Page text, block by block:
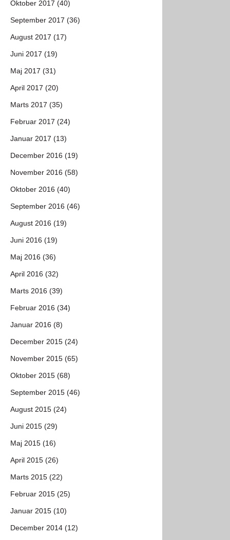
Oktober 2017 (40)
September 2017 (36)
August 2017 (17)
Juni 2017 (19)
Maj 2017 (31)
April 2017 (20)
Marts 2017 (35)
Februar 2017 (24)
Januar 2017 (13)
December 2016 (19)
November 2016 (58)
Oktober 2016 (40)
September 2016 (46)
August 2016 (19)
Juni 2016 (19)
Maj 2016 (36)
April 2016 (32)
Marts 2016 (39)
Februar 2016 (34)
Januar 2016 (8)
December 2015 (24)
November 2015 (65)
Oktober 2015 (68)
September 2015 (46)
August 2015 (24)
Juni 2015 (29)
Maj 2015 (16)
April 2015 (26)
Marts 2015 (22)
Februar 2015 (25)
Januar 2015 (10)
December 2014 (12)